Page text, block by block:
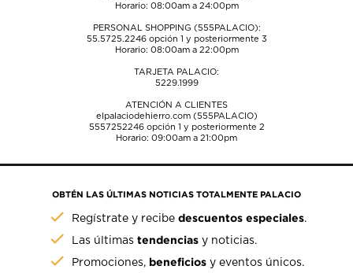
Horario: 08:00am a 24:00pm
PERSONAL SHOPPING (555PALACIO):
55.5725.2246opción 1 y posteriormente 3
Horario: 08:00am a 22:00pm
TARJETA PALACIO:
5229.1999
ATENCIÓN A CLIENTES
elpalaciodehierro.com (555PALACIO)
5557252246opción 1 y posteriormente 2
Horario: 09:00am a 21:00pm
OBTÉN LAS ÚLTIMAS NOTICIAS TOTALMENTE PALACIO
Regístrate y recibedescuentos especiales.
Las últimastendencias y noticias.
Promociones, beneficios y eventos únicos.